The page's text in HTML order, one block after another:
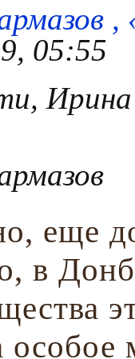
05:55
Ирина
еще
в
особое